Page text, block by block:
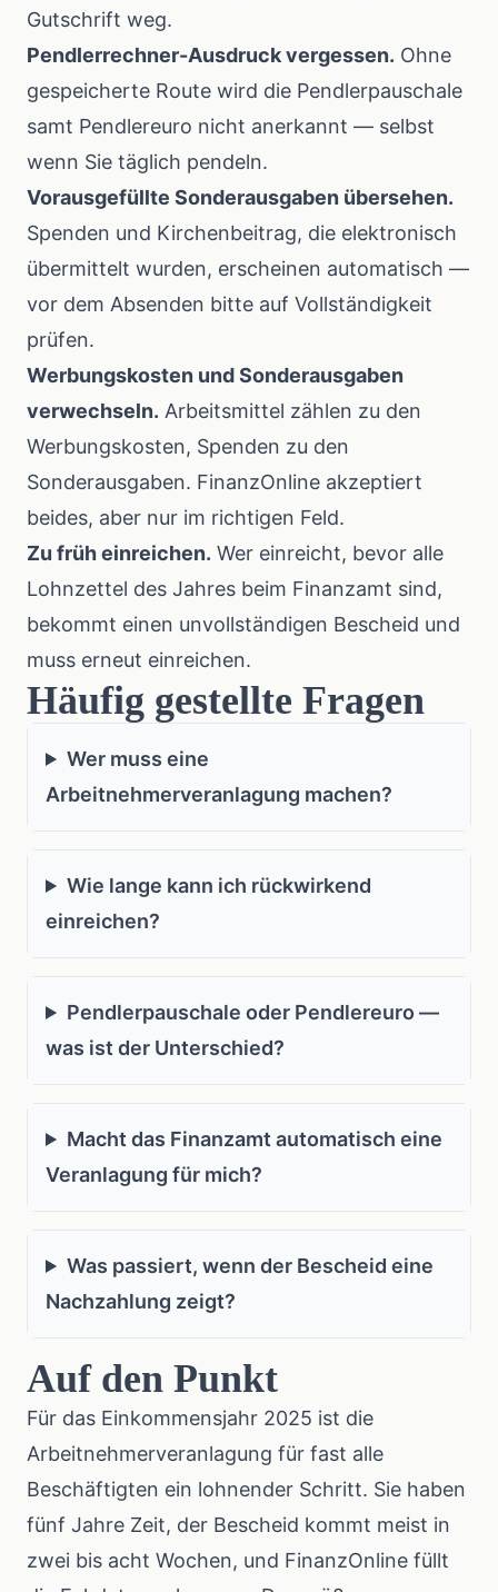
Gutschrift weg.
Pendlerrechner-Ausdruck vergessen. Ohne
gespeicherte Route wird die Pendlerpauschale
samt Pendlereuro nicht anerkannt — selbst
wenn Sie täglich pendeln.
Vorausgefüllte Sonderausgaben übersehen.
Spenden und Kirchenbeitrag, die elektronisch
übermittelt wurden, erscheinen automatisch —
vor dem Absenden bitte auf Vollständigkeit
prüfen.
Werbungskosten und Sonderausgaben
verwechseln. Arbeitsmittel zählen zu den
Werbungskosten, Spenden zu den
Sonderausgaben. FinanzOnline akzeptiert
beides, aber nur im richtigen Feld.
Zu früh einreichen. Wer einreicht, bevor alle
Lohnzettel des Jahres beim Finanzamt sind,
bekommt einen unvollständigen Bescheid und
muss erneut einreichen.
Häufig gestellte Fragen
Wer muss eine
Arbeitnehmerveranlagung machen?
Wie lange kann ich rückwirkend
einreichen?
Pendlerpauschale oder Pendlereuro —
was ist der Unterschied?
Macht das Finanzamt automatisch eine
Veranlagung für mich?
Was passiert, wenn der Bescheid eine
Nachzahlung zeigt?
Auf den Punkt
Für das Einkommensjahr 2025 ist die
Arbeitnehmerveranlagung für fast alle
Beschäftigten ein lohnender Schritt. Sie haben
fünf Jahre Zeit, der Bescheid kommt meist in
zwei bis acht Wochen, und FinanzOnline füllt